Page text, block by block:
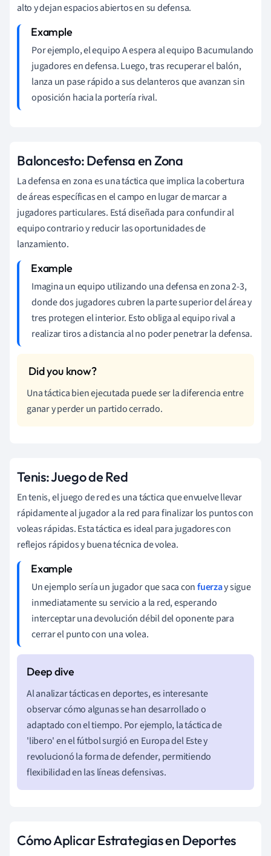
alto y dejan espacios abiertos en su defensa.
Por ejemplo, el equipo A espera al equipo B acumulando
jugadores en defensa. Luego, tras recuperar el balón,
lanza un pase rápido a sus delanteros que avanzan sin
oposición hacia la portería rival.
Baloncesto: Defensa en Zona
La defensa en zona es una táctica que implica la cobertura
de áreas específicas en el campo en lugar de marcar a
jugadores particulares. Está diseñada para confundir al
equipo contrario y reducir las oportunidades de
lanzamiento.
Imagina un equipo utilizando una defensa en zona 2-3,
donde dos jugadores cubren la parte superior del área y
tres protegen el interior. Esto obliga al equipo rival a
realizar tiros a distancia al no poder penetrar la defensa.
Una táctica bien ejecutada puede ser la diferencia entre
ganar y perder un partido cerrado.
Tenis: Juego de Red
En tenis, el juego de red es una táctica que envuelve llevar
rápidamente al jugador a la red para finalizar los puntos con
voleas rápidas. Esta táctica es ideal para jugadores con
reflejos rápidos y buena técnica de volea.
Un ejemplo sería un jugador que saca confuerzay sigue
inmediatamente su servicio a la red, esperando
interceptar una devolución débil del oponente para
cerrar el punto con una volea.
Al analizar tácticas en deportes, es interesante
observar cómo algunas se han desarrollado o
adaptado con el tiempo. Por ejemplo, la táctica de
'libero' en el fútbol surgió en Europa del Este y
revolucionó la forma de defender, permitiendo
flexibilidad en las líneas defensivas.
Cómo Aplicar Estrategias en Deportes